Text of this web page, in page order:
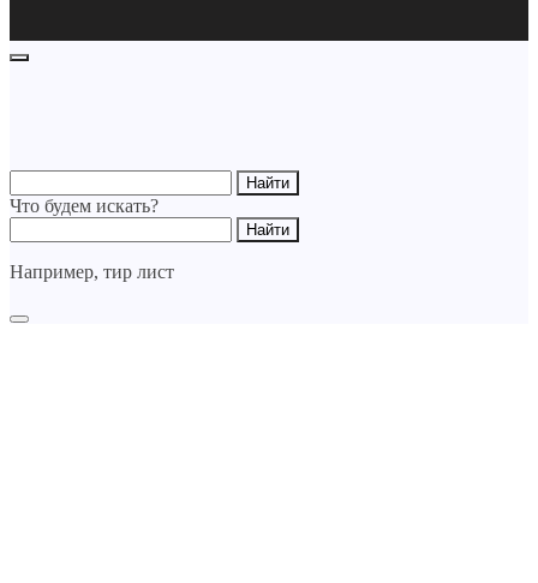
Что будем искать?
Например, тир лист